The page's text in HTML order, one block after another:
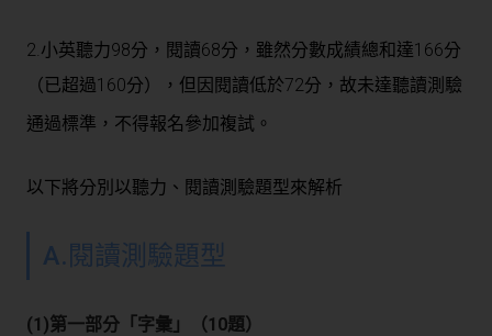
2.小英聽力98分，閱讀68分，雖然分數成績總和達166分
（已超過160分），但因閱讀低於72分，故未達聽讀測驗
通過標準，不得報名參加複試。
以下將分別以聽力、閱讀測驗題型來解析
A.閱讀測驗題型
(1)第一部分「字彙」（10題）